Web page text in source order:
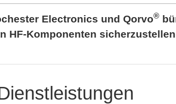
Electronics und Qorvo®
HF-Komponenten sicherzustellen